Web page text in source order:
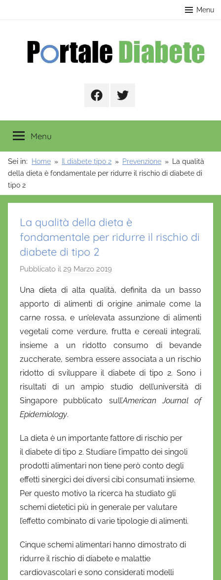
Menu
FacebookTwitter
Menu
Sei in: Home Il diabete tipo 2 Prevenzione
La qualità
della dieta è fondamentale per ridurre il rischio di diabete di
tipo 2
La qualità della dieta è
fondamentale per ridurre il rischio di
diabete di tipo 2
Pubblicato il 29 Marzo 2019
D
a
n
i
e
l
a
D
'
o
f
Una dieta di alta qualità, definita da un basso
apporto di alimenti di origine animale come la
carne rossa, e un’elevata assunzione di alimenti
vegetali come verdure, frutta e cereali integrali,
insieme a un ridotto consumo di bevande
zuccherate, sembra essere associata a un rischio
ridotto di sviluppare il diabete di tipo 2. Sono i
risultati di un ampio studio dell’università di
Singapore pubblicato sull’American Journal of
Epidemiology.
La dieta è un importante fattore di rischio per
il diabete di tipo 2. Studiare l’impatto dei singoli
prodotti alimentari non tiene però conto degli
effetti sinergici dei diversi cibi consumati insieme.
Per questo motivo la ricerca ha studiato gli
schemi dietetici più in generale per valutare
l’effetto combinato di varie tipologie di alimenti.
Cinque schemi alimentari hanno dimostrato di
ridurre il rischio di diabete e malattie
cardiovascolari e sono considerati modelli